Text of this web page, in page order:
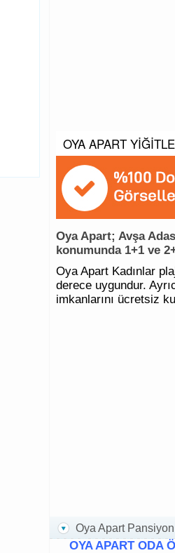
OYA APART
Oya Apart; Avşa
konumunda 1+1 ve
Oya Apart Kadınlar
derece uygundur.
imkanlarını ücretsiz
Oya Apart
OYA APART ODA